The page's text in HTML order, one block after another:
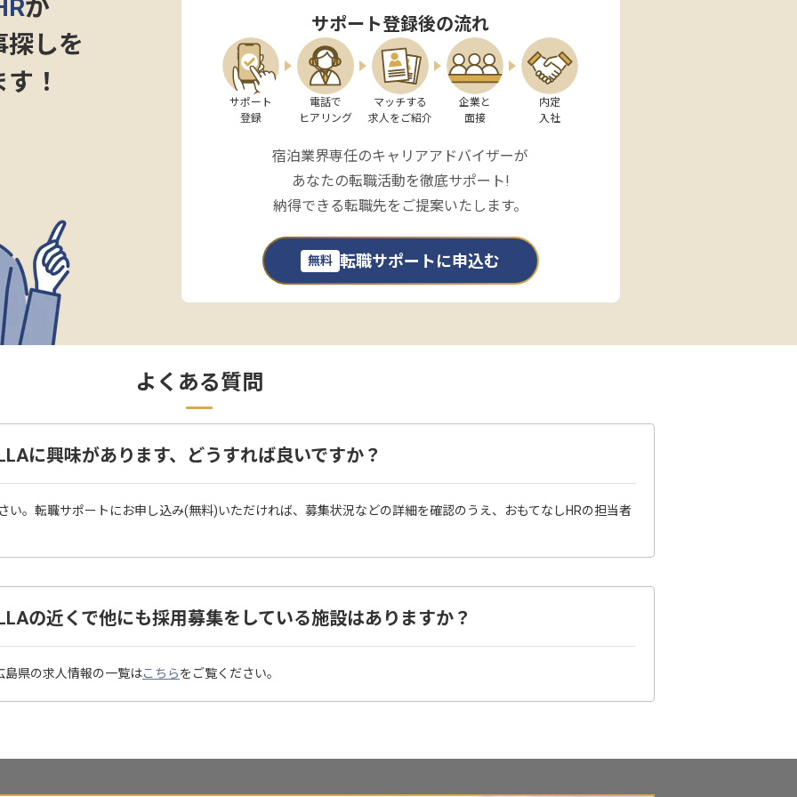
が
探しを
！
サポート登録後の流れ
サポート
登録
電話で
ヒアリング
マッチする
求人をご紹介
企業と
面接
内定
入社
宿泊業界専任のキャリアアドバイザーが
あなたの転職活動を徹底サポート!
納得できる転職先をご提案いたします。
無料 転職サポートに申込む
よくある質問
に興味があります、どうすれば良いですか？
い。転職サポートにお申し込み(無料)いただければ、募集状況などの詳細を確認のうえ、おもてなしHRの担当者
の近くで他にも採用募集をしている施設はありますか？
島県の求人情報の一覧はこちらをご覧ください。